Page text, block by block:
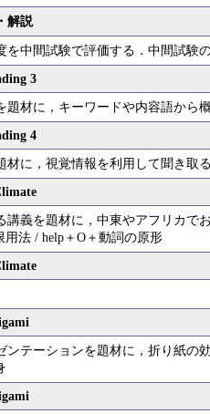
解説
を中間試験で評価する．中間試験
3
題材に，キーワードや内容語から
4
材に，視覚情報を利用して聞き取
講義を題材に，中東やアフリカ
法 / help＋O＋動詞の原形
ンテーションを題材に，折り紙